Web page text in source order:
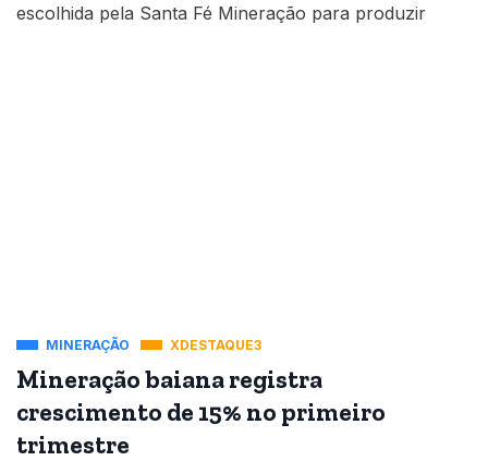
escolhida pela Santa Fé Mineração para produzir
MINERAÇÃO XDESTAQUE3
Mineração baiana registra
crescimento de 15% no primeiro
trimestre